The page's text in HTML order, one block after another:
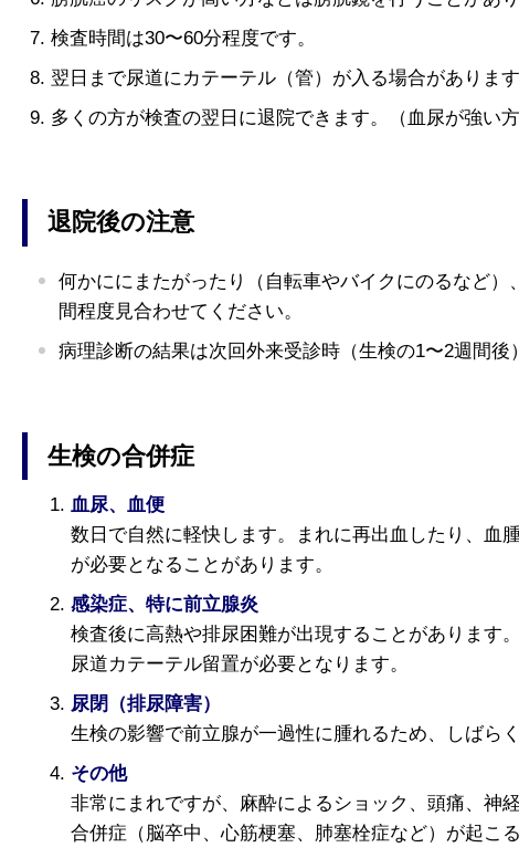
検査時間は30〜60分程度です。
翌日まで尿道にカテーテル（管）が入る場合があります
多くの方が検査の翌日に退院できます。（血尿が強い
退院後の注意
何かににまたがったり（自転車やバイクにのるなど
間程度見合わせてください。
病理診断の結果は次回外来受診時（生検の1〜2週間後
生検の合併症
血尿、血便
数日で自然に軽快します。まれに再出血したり、血
が必要となることがあります。
感染症、特に前立腺炎
検査後に高熱や排尿困難が出現することがあります
尿道カテーテル留置が必要となります。
尿閉（排尿障害）
生検の影響で前立腺が一過性に腫れるため、しばら
その他
非常にまれですが、麻酔によるショック、頭痛、神
合併症（脳卒中、心筋梗塞、肺塞栓症など）が起こ